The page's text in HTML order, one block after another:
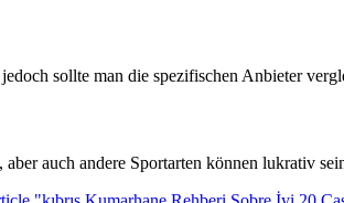
sollte man die spezifischen Anbieter
auch andere Sportarten können lukrativ